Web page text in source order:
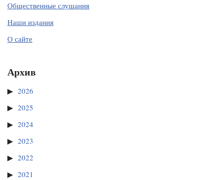
Общественные слушания
Наши издания
О сайте
Архив
2026
2025
2024
2023
2022
2021